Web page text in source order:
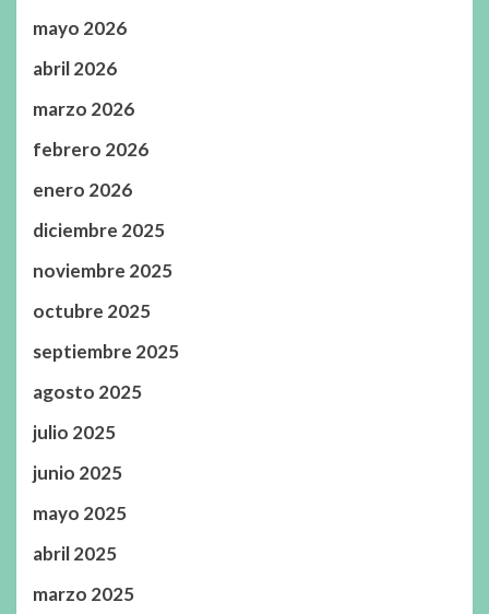
mayo 2026
abril 2026
marzo 2026
febrero 2026
enero 2026
diciembre 2025
noviembre 2025
octubre 2025
septiembre 2025
agosto 2025
julio 2025
junio 2025
mayo 2025
abril 2025
marzo 2025